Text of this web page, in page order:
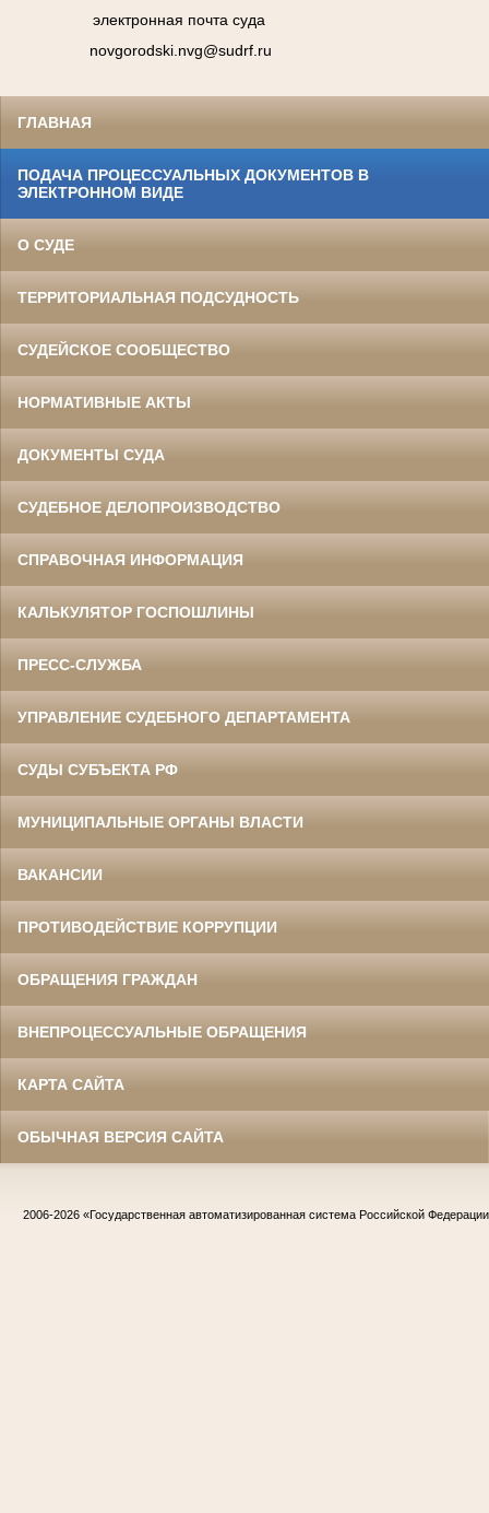
электронная почта суда
novgorodski.nvg@sudrf.ru
ГЛАВНАЯ
ПОДАЧА ПРОЦЕССУАЛЬНЫХ ДОКУМЕНТОВ В
ЭЛЕКТРОННОМ ВИДЕ
О СУДЕ
ТЕРРИТОРИАЛЬНАЯ ПОДСУДНОСТЬ
СУДЕЙСКОЕ СООБЩЕСТВО
НОРМАТИВНЫЕ АКТЫ
ДОКУМЕНТЫ СУДА
СУДЕБНОЕ ДЕЛОПРОИЗВОДСТВО
СПРАВОЧНАЯ ИНФОРМАЦИЯ
КАЛЬКУЛЯТОР ГОСПОШЛИНЫ
ПРЕСС-СЛУЖБА
УПРАВЛЕНИЕ СУДЕБНОГО ДЕПАРТАМЕНТА
СУДЫ СУБЪЕКТА РФ
МУНИЦИПАЛЬНЫЕ ОРГАНЫ ВЛАСТИ
ВАКАНСИИ
ПРОТИВОДЕЙСТВИЕ КОРРУПЦИИ
ОБРАЩЕНИЯ ГРАЖДАН
ВНЕПРОЦЕССУАЛЬНЫЕ ОБРАЩЕНИЯ
КАРТА САЙТА
ОБЫЧНАЯ ВЕРСИЯ САЙТА
2006-2026 «Государственная автоматизированная система Российской